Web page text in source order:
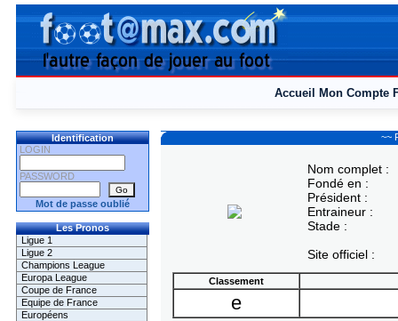
Accueil Mon Compte
Identification
LOGIN
PASSWORD
Mot de passe oublié
Les Pronos
Ligue 1
Ligue 2
Champions League
Europa League
Coupe de France
Equipe de France
Européens
~~
Nom complet :
Fondé en :
Président :
Entraineur :
Stade :
Site officiel :
Classement
e